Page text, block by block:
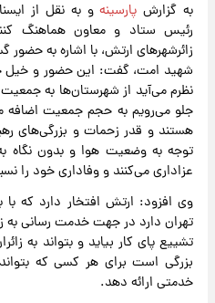
به گزارش پارسینهو به نقل از
رئیس ستاد و معاون هماهنگ
زائرشهرهای ارتش، با اشاره به حضور
شهید امت، گفت: این حضور و خیل
نظرم می‌آید از شهرستان‌ها به
جلو می‌رویم به حجم جمعیت اضافه
هستند و قدر زحمات و بزرگی‌های
توجه به وضعیت هوا و بدون نگاه
عزاداری می‌کنند و وفاداری خود را
وی افزود: ارتش افتخار دارد که با
تهران دارد در جهت خدمت رسانی به
تشییع پای کار بیاید و بتواند به
بزرگی است برای هر کسی که بتواند
خدمتی ارائه دهد.